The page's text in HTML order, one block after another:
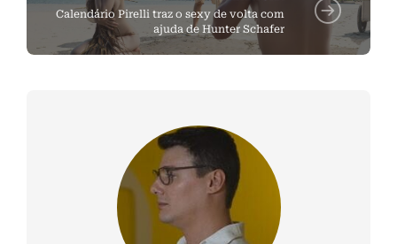
Calendário Pirelli traz o sexy de volta com
ajuda de Hunter Schafer